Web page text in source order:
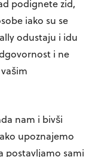
podignete zid,
iako su se
odustaju i idu
i ne
nam i bivši
upoznajemo
postavljamo sami